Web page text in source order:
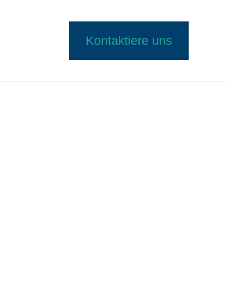
Kontaktiere uns